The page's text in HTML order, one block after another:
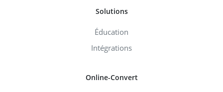
Solutions
Éducation
Intégrations
Online-Convert